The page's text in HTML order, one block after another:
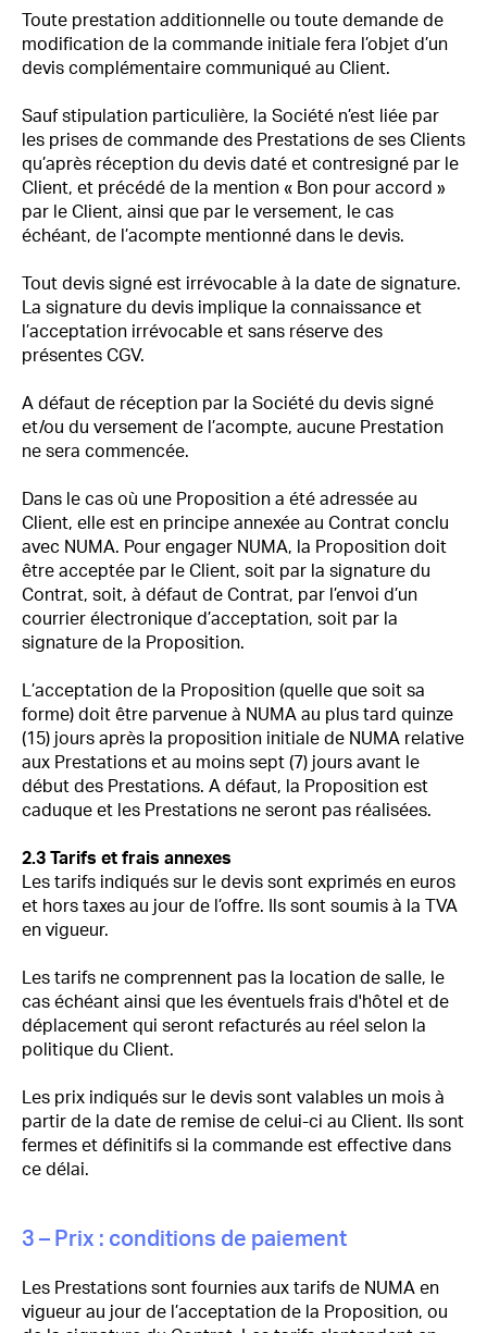
Toute prestation additionnelle ou toute demande de
modification de la commande initiale fera l’objet d’un
devis complémentaire communiqué au Client.
Sauf stipulation particulière, la Société n’est liée par
les prises de commande des Prestations de ses Clients
qu’après réception du devis daté et contresigné par le
Client, et précédé de la mention « Bon pour accord »
par le Client, ainsi que par le versement, le cas
échéant, de l’acompte mentionné dans le devis.
Tout devis signé est irrévocable à la date de signature.
La signature du devis implique la connaissance et
l’acceptation irrévocable et sans réserve des
présentes CGV.
A défaut de réception par la Société du devis signé
et/ou du versement de l’acompte, aucune Prestation
ne sera commencée.
Dans le cas où une Proposition a été adressée au
Client, elle est en principe annexée au Contrat conclu
avec NUMA. Pour engager NUMA, la Proposition doit
être acceptée par le Client, soit par la signature du
Contrat, soit, à défaut de Contrat, par l’envoi d’un
courrier électronique d’acceptation, soit par la
signature de la Proposition.
L’acceptation de la Proposition (quelle que soit sa
forme) doit être parvenue à NUMA au plus tard quinze
(15) jours après la proposition initiale de NUMA relative
aux Prestations et au moins sept (7) jours avant le
début des Prestations. A défaut, la Proposition est
caduque et les Prestations ne seront pas réalisées.
2.3 Tarifs et frais annexes
Les tarifs indiqués sur le devis sont exprimés en euros
et hors taxes au jour de l’offre. Ils sont soumis à la TVA
en vigueur.
Les tarifs ne comprennent pas la location de salle, le
cas échéant ainsi que les éventuels frais d'hôtel et de
déplacement qui seront refacturés au réel selon la
politique du Client.
Les prix indiqués sur le devis sont valables un mois à
partir de la date de remise de celui-ci au Client. Ils sont
fermes et définitifs si la commande est effective dans
ce délai.
3 – Prix : conditions de paiement
Les Prestations sont fournies aux tarifs de NUMA en
vigueur au jour de l’acceptation de la Proposition, ou